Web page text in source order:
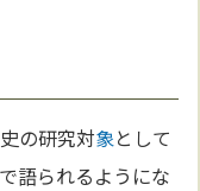
の研究対象として
語られるようにな